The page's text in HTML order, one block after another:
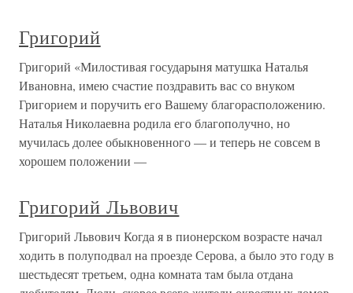
Григорий
Григорий «Милостивая государыня матушка Наталья
Ивановна, имею счастие поздравить вас со внуком
Григорием и поручить его Вашему благорасположению.
Наталья Николаевна родила его благополучно, но
мучилась долее обыкновенного — и теперь не совсем в
хорошем положении —
Григорий Львович
Григорий Львович Когда я в пионерском возрасте начал
ходить в полуподвал на проезде Серова, а было это году в
шестьдесят третьем, одна комната там была отдана